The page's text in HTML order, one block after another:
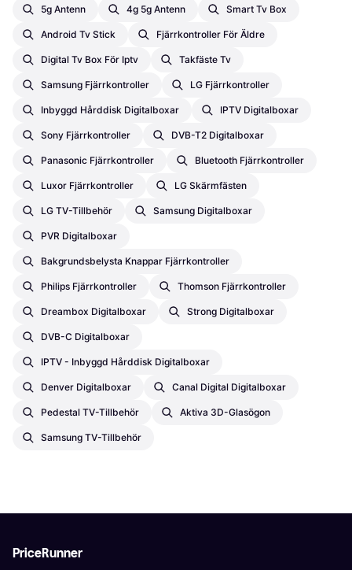
5g Antenn 4g 5g Antenn Smart Tv Box
Android Tv Stick Fjärrkontroller För Äldre
Digital Tv Box För Iptv Takfäste Tv
Samsung Fjärrkontroller LG Fjärrkontroller
Inbyggd Hårddisk Digitalboxar IPTV Digitalboxar
Sony Fjärrkontroller DVB-T2 Digitalboxar
Panasonic Fjärrkontroller Bluetooth Fjärrkontroller
Luxor Fjärrkontroller LG Skärmfästen
LG TV-Tillbehör Samsung Digitalboxar
PVR Digitalboxar
Bakgrundsbelysta Knappar Fjärrkontroller
Philips Fjärrkontroller Thomson Fjärrkontroller
Dreambox Digitalboxar Strong Digitalboxar
DVB-C Digitalboxar
IPTV - Inbyggd Hårddisk Digitalboxar
Denver Digitalboxar Canal Digital Digitalboxar
Pedestal TV-Tillbehör Aktiva 3D-Glasögon
Samsung TV-Tillbehör
PriceRunner